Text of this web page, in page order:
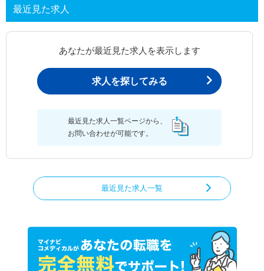
最近見た求人
あなたが最近見た求人を表示します
求人を探してみる
最近見た求人一覧ページから、
お問い合わせが可能です。
最近見た求人一覧